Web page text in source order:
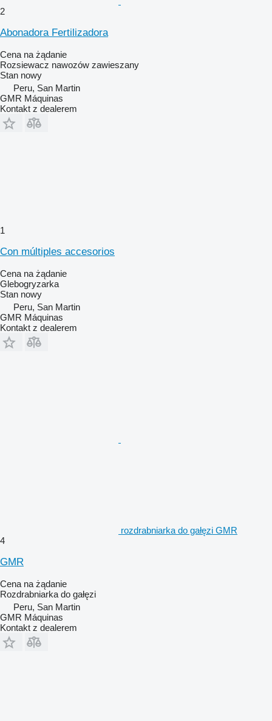
2
Abonadora Fertilizadora
Cena na żądanie
Rozsiewacz nawozów zawieszany
Stan nowy
Peru, San Martin
GMR Máquinas
Kontakt z dealerem
1
Con múltiples accesorios
Cena na żądanie
Glebogryzarka
Stan nowy
Peru, San Martin
GMR Máquinas
Kontakt z dealerem
rozdrabniarka do gałęzi GMR
4
GMR
Cena na żądanie
Rozdrabniarka do gałęzi
Peru, San Martin
GMR Máquinas
Kontakt z dealerem